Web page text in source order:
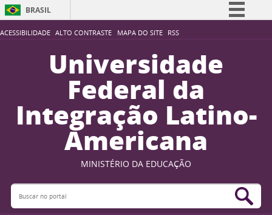
ACESSIBILIDADE ALTO CONTRASTE MAPA DO SITE RSS
BRASIL
Simplifique!
Participe
Acesso à informação
Legislação
Canais
Universidade
Federal da
Integração Latino-
Americana
MINISTÉRIO DA EDUCAÇÃO
Buscar no portal